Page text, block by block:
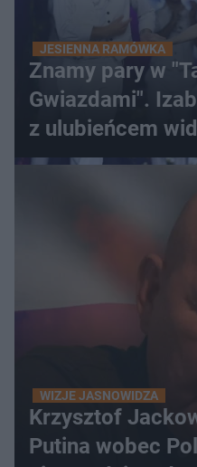
JESIENNA RAMÓWKA
Znamy pary w
Gwiazdami".
z ulubieńcem
WIZJE JASNOWIDZA
Krzysztof
Putina wobec